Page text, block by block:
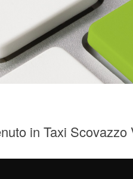
in Taxi Scovazzo